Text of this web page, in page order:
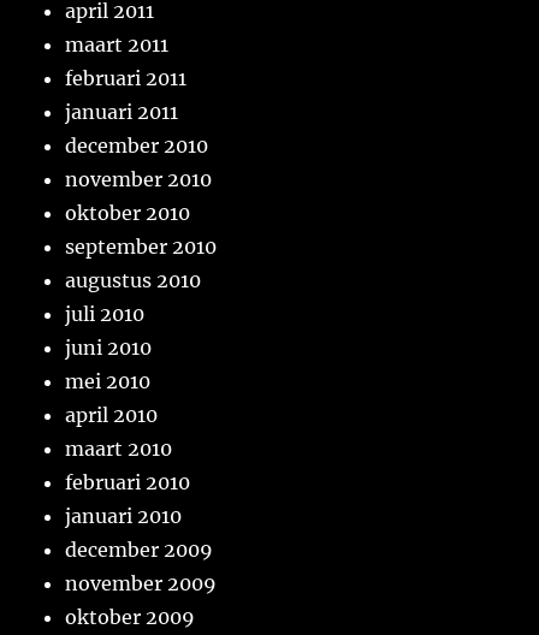
april 2011
maart 2011
februari 2011
januari 2011
december 2010
november 2010
oktober 2010
september 2010
augustus 2010
juli 2010
juni 2010
mei 2010
april 2010
maart 2010
februari 2010
januari 2010
december 2009
november 2009
oktober 2009